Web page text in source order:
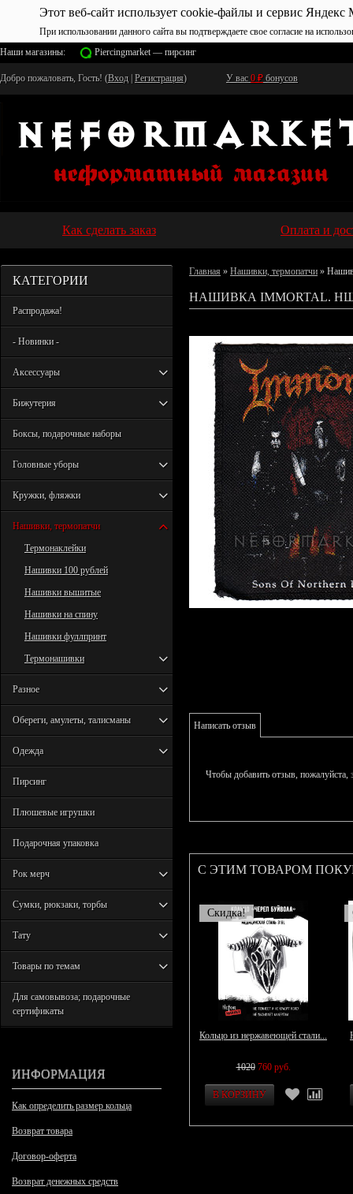
Этот веб-сайт использует cookie-файлы и сервис Яндекс
При использовании данного сайта вы подтверждаете свое согласие на
Наши магазины:
Piercingmarket — пирсинг
Добро пожаловать, Гость! (Вход Регистрация) У вас 0 ₽ бонусов
Как сделать заказ Оплата и
КАТЕГОРИИ
Распродажа!
- Новинки -
Аксессуары
Бижутерия
Боксы, подарочные наборы
Головные уборы
Кружки, фляжки
Нашивки, термопатчи
Термонаклейки
Нашивки 100 рублей
Нашивки вышитые
Нашивки на спину
Нашивки фуллпринт
Термонашивки
Разное
Обереги, амулеты, талисманы
Одежда
Пирсинг
Плюшевые игрушки
Подарочная упаковка
Рок мерч
Сумки, рюкзаки, торбы
Тату
Товары по темам
Для самовывоза; подарочные
сертификаты
ИНФОРМАЦИЯ
Как определить размер кольца
Возврат товара
Договор-оферта
Возврат денежных средств
Главная » Нашивки, термопатчи »
НАШИВКА IMMORTAL.
Написать отзыв
Чтобы добавить отзыв, пожалуйста,
С ЭТИМ ТОВАРОМ
Скидка!
Кольцо из нержавеющей стали...
1020 760 руб.